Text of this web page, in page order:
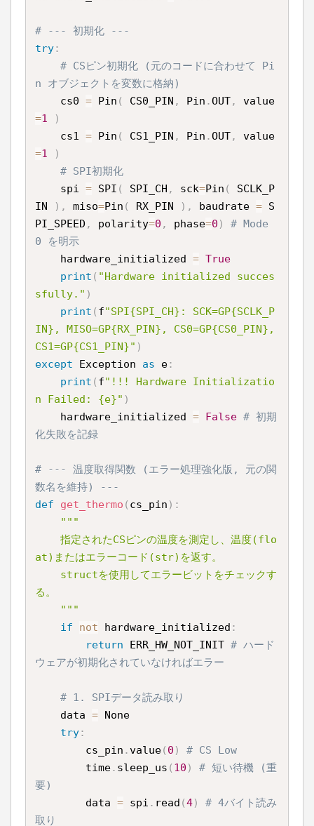
# --- 初期化 ---
try:
# CSピン初期化 (元のコードに合わせて Pi
n オブジェクトを変数に格納)
    cs0
= Pin ( CS0_PIN , Pin .OUT,
value
=1
)
    cs1
= Pin ( CS1_PIN , Pin .OUT,
value
=1
)
# SPI初期化
    spi
= SPI ( SPI_CH , sck=Pin (
SCLK_P
IN
) , miso=Pin ( RX_PIN ) , baudrate = S
PI_SPEED , polarity=0 , phase=0 )
# Mode
0 を明示
    hardware_initialized
= True
print ( "Hardware initialized succes
sfully." )
print ( f"SPI{SPI_CH}: SCK=GP{SCLK_P
IN}, MISO=GP{RX_PIN}, CS0=GP{CS0_PIN},
CS1=GP{CS1_PIN}" )
except Exception as e:
print ( f"!!! Hardware Initializatio
n Failed: {e}" )
    hardware_initialized
= False # 初期
化失敗を記録
# --- 温度取得関数 (エラー処理強化版, 元の関
数名を維持) ---
def
get_thermo ( cs_pin ) :
"""
at)またはエラーコード(str)を返す。
る。
    """
if
not hardware_initialized :
return ERR_HW_NOT_INIT # ハード
ウェアが初期化されていなければエラー
# 1. SPIデータ読み取り
    data
= None
try:
        cs_pin
.value( 0 )
# CS Low
        time
. sleep_us ( 10 )
# 短い待機 (重
要)
        data
= spi . read (4)
# 4バイト読み
取り